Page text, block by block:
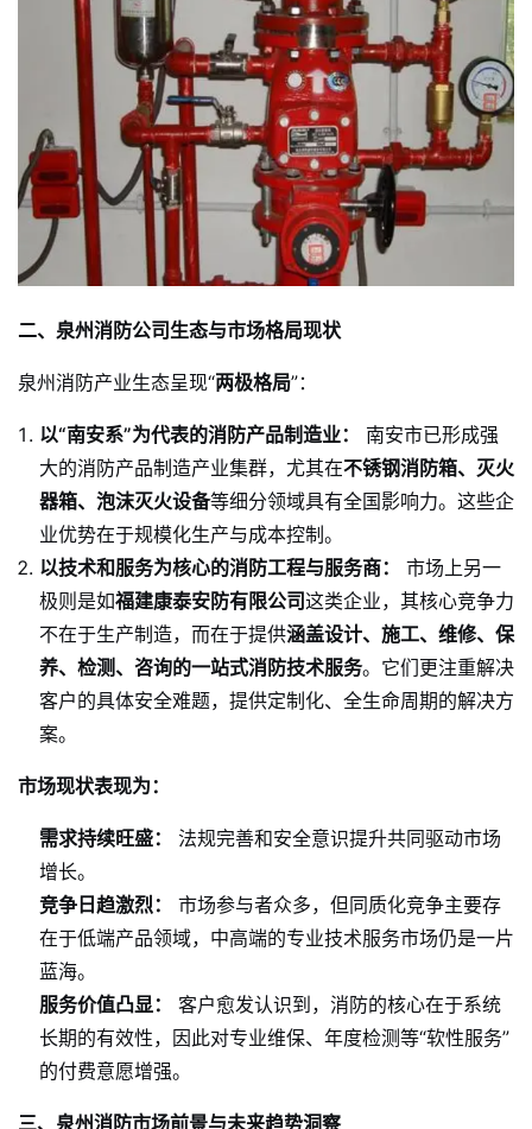
二、泉州消防公司生态与市场格局现状
泉州消防产业生态呈现“两极格局”：
以“南安系”为代表的消防产品制造业：
南安市已形成强
大的消防产品制造产业集群，尤其在不锈钢消防箱、灭火
器箱、泡沫灭火设备等细分领域具有全国影响力。这些企
业优势在于规模化生产与成本控制。
以技术和服务为核心的消防工程与服务商：
市场上另一
极则是如福建康泰安防有限公司这类企业，其核心竞争力
不在于生产制造，而在于提供涵盖设计、施工、维修、保
养、检测、咨询的一站式消防技术服务。它们更注重解决
客户的具体安全难题，提供定制化、全生命周期的解决方
案。
市场现状表现为：
需求持续旺盛：
法规完善和安全意识提升共同驱动市场
增长。
竞争日趋激烈：
市场参与者众多，但同质化竞争主要存
在于低端产品领域，中高端的专业技术服务市场仍是一片
蓝海。
服务价值凸显：
客户愈发认识到，消防的核心在于系统
长期的有效性，因此对专业维保、年度检测等“软性服务”
的付费意愿增强。
三、泉州消防市场前景与未来趋势洞察